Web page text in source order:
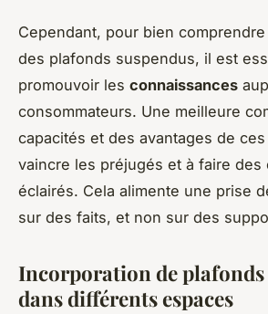
Cependant, pour bien
des plafonds suspendus, il est
promouvoir les connaissances
consommateurs. Une meilleure
capacités et des avantages de
vaincre les préjugés et à faire des
éclairés. Cela alimente une prise
sur des faits, et non sur des
Incorporation de plafonds
dans différents espaces